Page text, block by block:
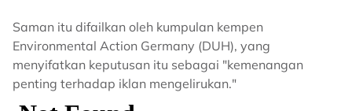
Saman itu difailkan oleh kumpulan kempen
Environmental Action Germany (DUH), yang
menyifatkan keputusan itu sebagai "kemenangan
penting terhadap iklan mengelirukan."